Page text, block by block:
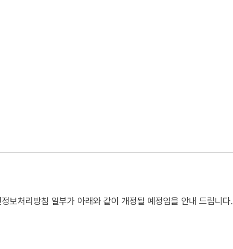
보처리방침 일부가 아래와 같이 개정될 예정임을 안내 드립니다.